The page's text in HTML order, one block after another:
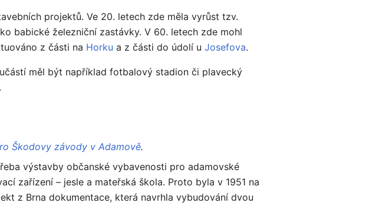
projektů. Ve 20. letech zde měla vyrůst tzv.
babické železniční zastávky. V 60. letech zde mohl
z části na Horku a z části do údolí uJosefova.
měl být například fotbalový stadion či plavecký
Škodovy závody v Adamově.
výstavby občanské vybavenosti pro adamovské
zařízení – jesle a mateřská škola. Proto byla v 1951 na
z Brna dokumentace, která navrhla vybudování dvou